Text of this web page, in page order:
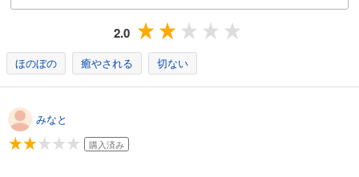
2.0
ほのぼの 癒やされる 切ない
みなと
購入済み